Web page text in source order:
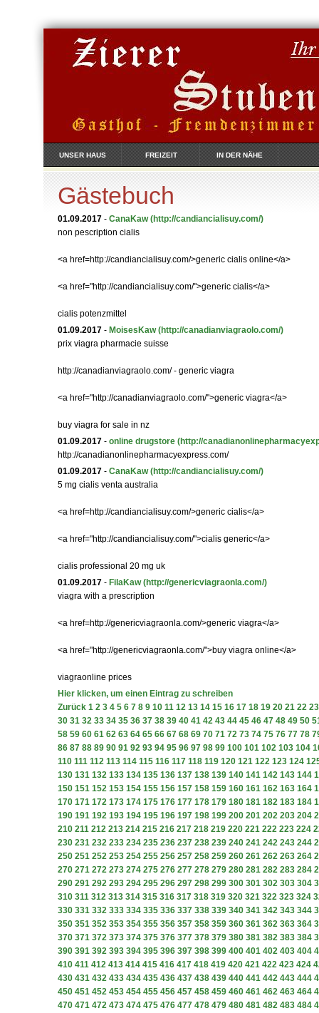
UNSER HAUS FREIZEIT IN DER NÄHE
Gästebuch
01.09.2017 - CanaKaw (http://candiancialisuy.com/)
non pescription cialis
<a href=http://candiancialisuy.com/>generic cialis online</a>
<a href="http://candiancialisuy.com/">generic cialis</a>
cialis potenzmittel
01.09.2017 - MoisesKaw (http://canadianviagraolo.com/)
prix viagra pharmacie suisse
http://canadianviagraolo.com/ - generic viagra
<a href="http://canadianviagraolo.com/">generic viagra</a>
buy viagra for sale in nz
01.09.2017 - online drugstore (http://
http://canadianonlinepharmacyexpress.com/
01.09.2017 - CanaKaw (http://candiancialisuy.com/)
5 mg cialis venta australia
<a href=http://candiancialisuy.com/>generic cialis</a>
<a href="http://candiancialisuy.com/">cialis generic</a>
cialis professional 20 mg uk
01.09.2017 - FilaKaw (http://genericviagraonla.com/)
viagra with a prescription
<a href=http://genericviagraonla.com/>generic viagra</a>
<a href="http://genericviagraonla.com/">buy viagra online</a>
viagraonline prices
Hier klicken, um einen Eintrag zu schreiben
Zurück 1 2 3 4 5 6 7 8 9 10 11 12 13 14 15 16 17 18 19 20 21 22 23
30 31 32 33 34 35 36 37 38 39 40 41 42 43 44 45 46 47 48 49 50
58 59 60 61 62 63 64 65 66 67 68 69 70 71 72 73 74 75 76 77 78
86 87 88 89 90 91 92 93 94 95 96 97 98 99 100 101 102 103 104
110 111 112 113 114 115 116 117 118 119 120 121 122 123 124
130 131 132 133 134 135 136 137 138 139 140 141 142 143 144
150 151 152 153 154 155 156 157 158 159 160 161 162 163 164
170 171 172 173 174 175 176 177 178 179 180 181 182 183 184
190 191 192 193 194 195 196 197 198 199 200 201 202 203 204
210 211 212 213 214 215 216 217 218 219 220 221 222 223 224
230 231 232 233 234 235 236 237 238 239 240 241 242 243 244
250 251 252 253 254 255 256 257 258 259 260 261 262 263 264
270 271 272 273 274 275 276 277 278 279 280 281 282 283 284
290 291 292 293 294 295 296 297 298 299 300 301 302 303 304
310 311 312 313 314 315 316 317 318 319 320 321 322 323 324
330 331 332 333 334 335 336 337 338 339 340 341 342 343 344
350 351 352 353 354 355 356 357 358 359 360 361 362 363 364
370 371 372 373 374 375 376 377 378 379 380 381 382 383 384
390 391 392 393 394 395 396 397 398 399 400 401 402 403 404
410 411 412 413 414 415 416 417 418 419 420 421 422 423 424
430 431 432 433 434 435 436 437 438 439 440 441 442 443 444
450 451 452 453 454 455 456 457 458 459 460 461 462 463 464
470 471 472 473 474 475 476 477 478 479 480 481 482 483 484